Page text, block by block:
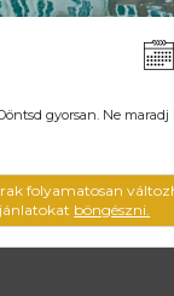
gyorsan. Ne maradj
folyamatosan
böngészni.